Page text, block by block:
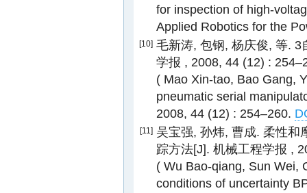
for inspection of high-
Applied Robotics for the
[10] 毛新涛, 包钢, 杨庆俊, 等.
学报 , 2008, 44 (12) :
( Mao Xin-tao, Bao Gang,
pneumatic serial
2008, 44 (12) : 254–260.
[11] 吴宝强, 孙炜, 曹成. 柔性和
踪方法[J]. 机械工程学报 ,
( Wu Bao-qiang, Sun Wei,
conditions of uncertainty